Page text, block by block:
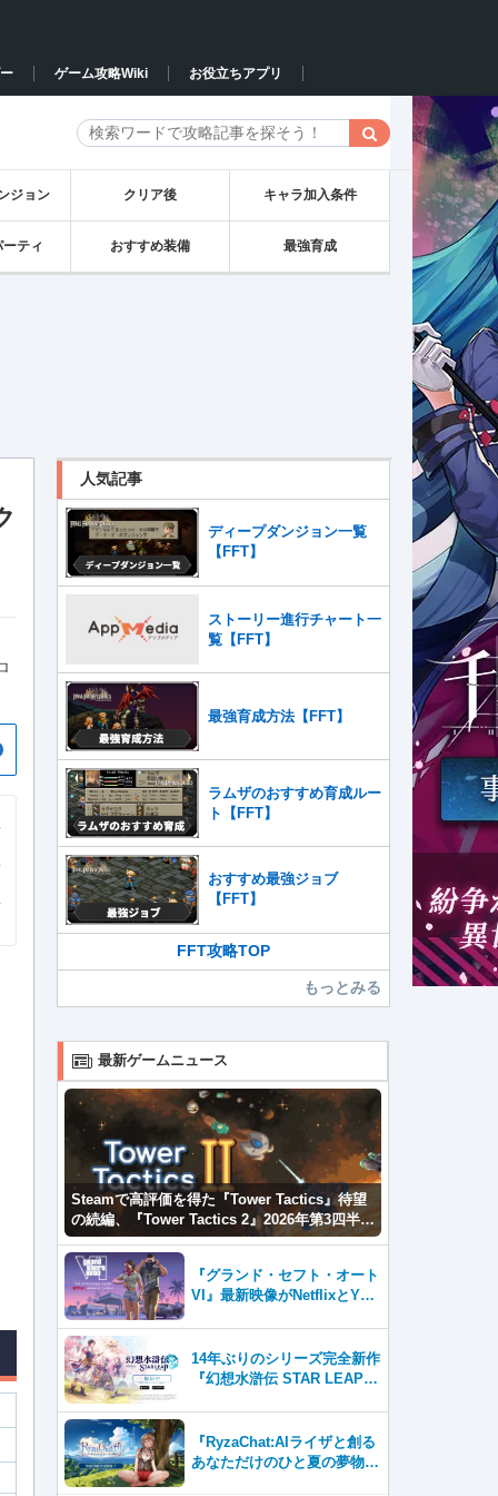
ゲーム攻略Wiki お役立ちアプリ
ジョン クリア後 キャラ加入条件
ティ おすすめ装備 最強育成
人気記事
ディープダンジョン一覧
【FFT】
ストーリー進行チャート一
覧【FFT】
最強育成方法【FFT】
ラムザのおすすめ育成ルー
ト【FFT】
おすすめ最強ジョブ
【FFT】
FFT攻略TOP
もっとみる
最新ゲームニュース
Steamで高評価を得た『Tower Tactics』待望
の続編、『Tower Tactics 2』2026年第3四半期
に早期アクセス開始
『グランド・セフト・オート
VI』最新映像がNetflixとYou
14年ぶりのシリーズ完全新作
『幻想水滸伝 STAR LEAP』
『RyzaChat:AIライザと創る
あなただけのひと夏の夢物